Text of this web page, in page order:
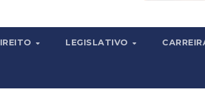
LEGISLATIVO